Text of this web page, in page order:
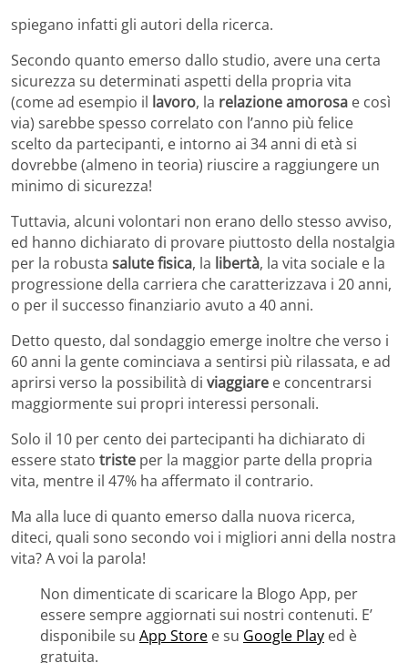
spiegano infatti gli autori della ricerca.
Secondo quanto emerso dallo studio, avere una certa
sicurezza su determinati aspetti della propria vita
(come ad esempio il lavoro, la relazione amorosa e così
via) sarebbe spesso correlato con l’anno più felice
scelto da partecipanti, e intorno ai 34 anni di età si
dovrebbe (almeno in teoria) riuscire a raggiungere un
minimo di sicurezza!
Tuttavia, alcuni volontari non erano dello stesso avviso,
ed hanno dichiarato di provare piuttosto della nostalgia
per la robusta salute fisica, la libertà, la vita sociale e la
progressione della carriera che caratterizzava i 20 anni,
o per il successo finanziario avuto a 40 anni.
Detto questo, dal sondaggio emerge inoltre che verso i
60 anni la gente cominciava a sentirsi più rilassata, e ad
aprirsi verso la possibilità di viaggiare e concentrarsi
maggiormente sui propri interessi personali.
Solo il 10 per cento dei partecipanti ha dichiarato di
essere stato triste per la maggior parte della propria
vita, mentre il 47% ha affermato il contrario.
Ma alla luce di quanto emerso dalla nuova ricerca,
diteci, quali sono secondo voi i migliori anni della nostra
vita? A voi la parola!
Non dimenticate di scaricare la Blogo App, per
essere sempre aggiornati sui nostri contenuti. E’
disponibile su App Store e su Google Play ed è
gratuita.